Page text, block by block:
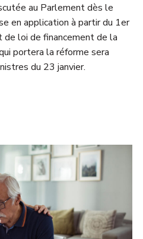
au Parlement dès le
en application à partir du 1er
loi de financement de la
portera la réforme sera
du 23 janvier.